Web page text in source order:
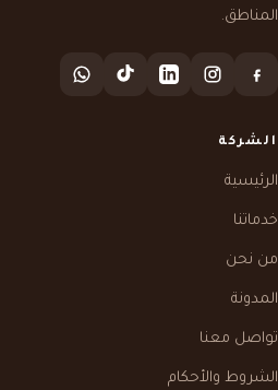
المناطق.
الشركة
الرئيسية
خدماتنا
من نحن
المدونة
تواصل معنا
الشروط والأحكام